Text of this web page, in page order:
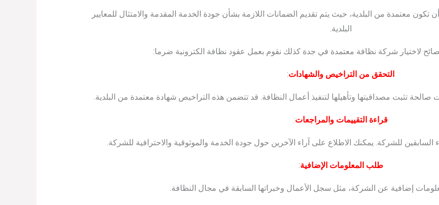
تكون معتمدة من البلدية، حيث يتم تقديم الضمانات اللازمة بشأن جودة الخدمة المقدمة والامتثال للمعايير
البلدية.
لاختيار شركة نظافة معتمدة في جدة كذلك نقوم بعمل عقود نظافة الكترونية ضرما:
التحقق من التراخيص والشهادات:
تثبت مصداقيتها وتأهيلها لتنفيذ أعمال النظافة. قد تتضمن هذه التراخيص شهادة معتمدة من البلدية.
قراءة التقييمات والمراجعات:
للشركة. يمكنك الاطلاع على آراء الآخرين حول جودة الخدمة والموثوقية والاحترافية للشركة.
طلب المعلومات الإضافية:
إضافية عن الشركة، مثل سجل الأعمال وخبراتها السابقة في مجال النظافة.